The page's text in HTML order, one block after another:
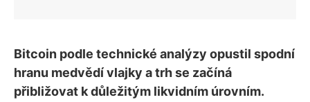
Bitcoin podle technické analýzy opustil spodní
hranu medvědí vlajky a trh se začíná
přibližovat k důležitým likvidním úrovním.